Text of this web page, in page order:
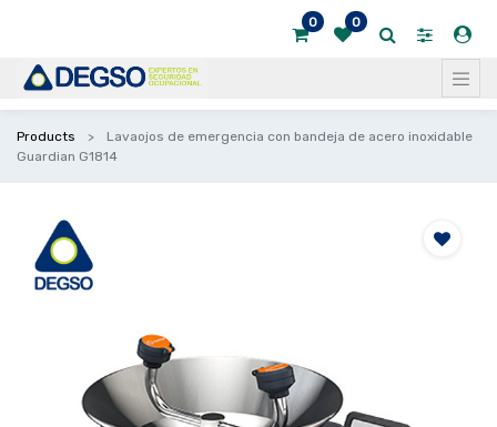
0 0
Products
Lavaojos de emergencia con bandeja de acero inoxidable
Guardian G1814